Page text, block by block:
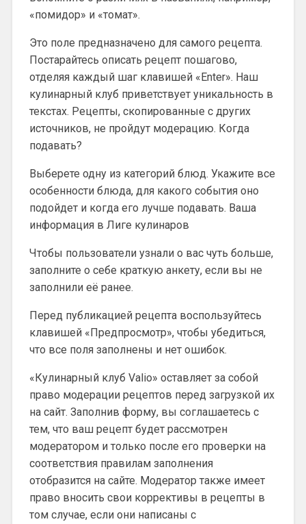
«помидор» и «томат».
Это поле предназначено для самого рецепта.
Постарайтесь описать рецепт пошагово,
отделяя каждый шаг клавишей «Enter». Наш
кулинарный клуб приветствует уникальность в
текстах. Рецепты, скопированные с других
источников, не пройдут модерацию. Когда
подавать?
Выберете одну из категорий блюд. Укажите все
особенности блюда, для какого события оно
подойдет и когда его лучше подавать. Ваша
информация в Лиге кулинаров
Чтобы пользователи узнали о вас чуть больше,
заполните о себе краткую анкету, если вы не
заполнили её ранее.
Перед публикацией рецепта воспользуйтесь
клавишей «Предпросмотр», чтобы убедиться,
что все поля заполнены и нет ошибок.
«Кулинарный клуб Valio» оставляет за собой
право модерации рецептов перед загрузкой их
на сайт. Заполнив форму, вы соглашаетесь с
тем, что ваш рецепт будет рассмотрен
модератором и только после его проверки на
соответствия правилам заполнения
отобразится на сайте. Модератор также имеет
право вносить свои коррективы в рецепты в
том случае, если они написаны с